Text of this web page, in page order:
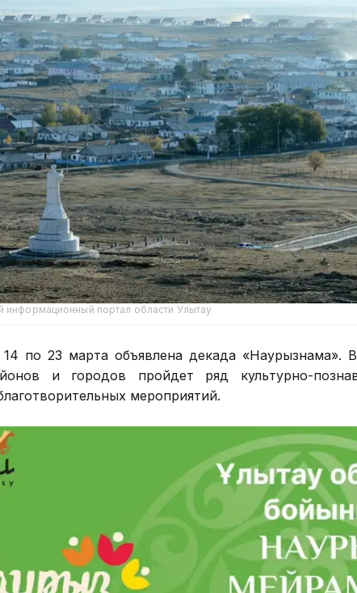
информационный портал области Улытау
по 23 марта объявлена декада «Наурызнама».
и городов пройдет ряд культурно-
мероприятий.